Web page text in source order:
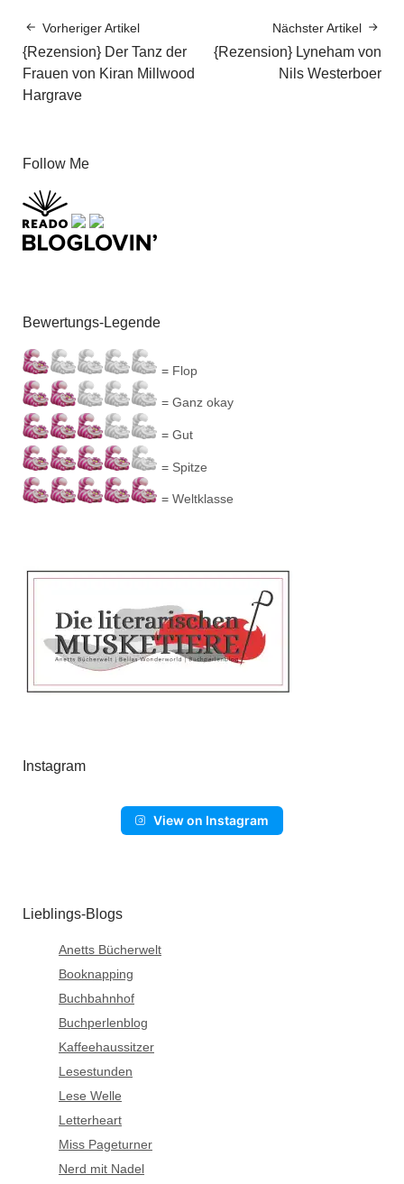
Vorheriger Artikel
{Rezension} Der Tanz der
Frauen von Kiran Millwood
Hargrave
Nächster Artikel
{Rezension} Lyneham von
Nils Westerboer
Follow Me
Bewertungs-Legende
= Flop
= Ganz okay
= Gut
= Spitze
= Weltklasse
Instagram
View on Instagram
Lieblings-Blogs
Anetts Bücherwelt
Booknapping
Buchbahnhof
Buchperlenblog
Kaffeehaussitzer
Lesestunden
Lese Welle
Letterheart
Miss Pageturner
Nerd mit Nadel